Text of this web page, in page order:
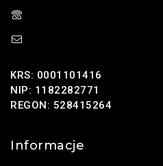
KRS: 0001101416
NIP: 1182282771
REGON: 528415264
Informacje